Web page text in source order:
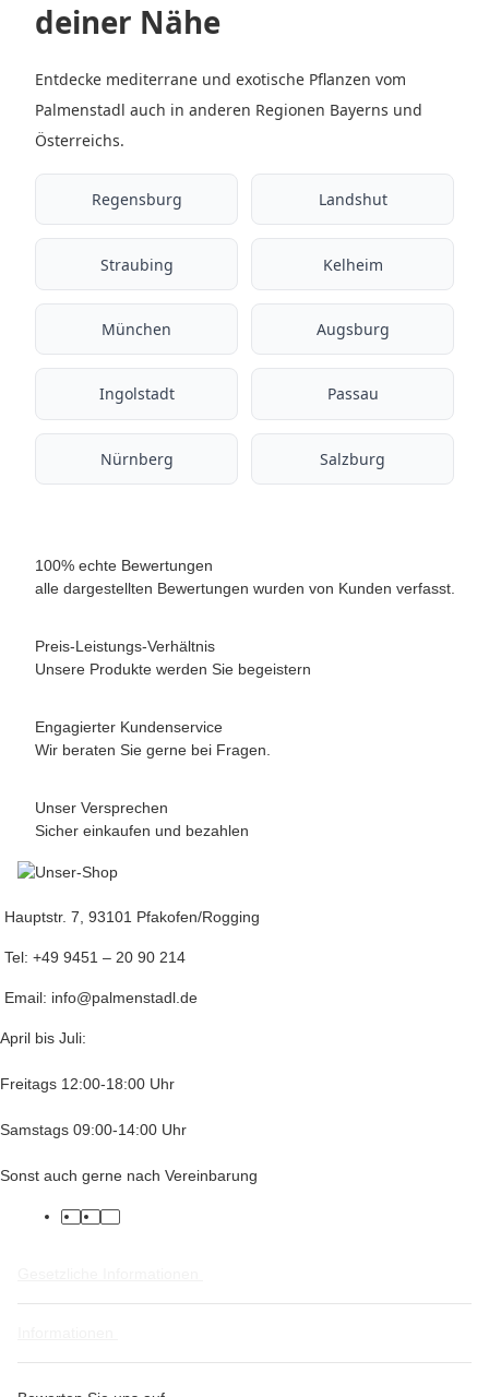
deiner Nähe
Entdecke mediterrane und exotische Pflanzen vom
Palmenstadl auch in anderen Regionen Bayerns und
Österreichs.
Regensburg Landshut
Straubing Kelheim
München Augsburg
Ingolstadt Passau
Nürnberg Salzburg
100% echte Bewertungen
alle dargestellten Bewertungen wurden von Kunden verfasst.
Preis-Leistungs-Verhältnis
Unsere Produkte werden Sie begeistern
Engagierter Kundenservice
Wir beraten Sie gerne bei Fragen.
Unser Versprechen
Sicher einkaufen und bezahlen
Hauptstr. 7, 93101 Pfakofen/Rogging
Tel: +49 9451 – 20 90 214
Email: info@palmenstadl.de
April bis Juli:
Freitags 12:00-18:00 Uhr
Samstags 09:00-14:00 Uhr
Sonst auch gerne nach Vereinbarung
facebook
twitterinstagram